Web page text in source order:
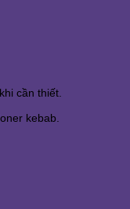
cần thiết.
kebab.